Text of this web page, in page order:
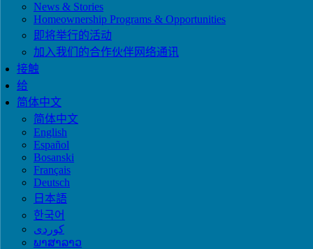
News & Stories
Homeownership Programs & Opportunities
即将举行的活动
加入我们的合作伙伴网络通讯
接触
给
简体中文
简体中文
English
Español
Bosanski
Français
Deutsch
日本語
한국어
ພາສາລາວ